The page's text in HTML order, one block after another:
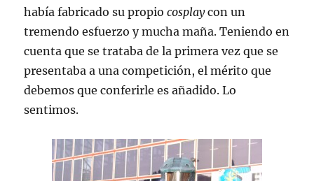
había fabricado su propiocosplaycon un
tremendo esfuerzo y mucha maña. Teniendo en
cuenta que se trataba de la primera vez que se
presentaba a una competición, el mérito que
debemos que conferirle es añadido. Lo
sentimos.